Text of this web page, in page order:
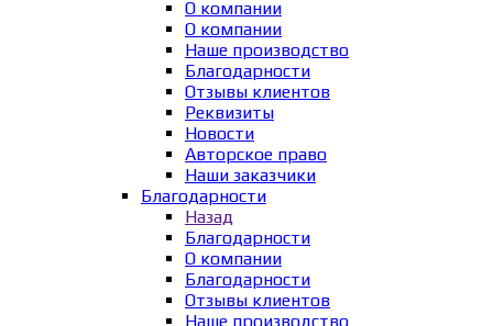
О компании
О компании
Наше производство
Благодарности
Отзывы клиентов
Реквизиты
Новости
Авторское право
Наши заказчики
Благодарности
Назад
Благодарности
О компании
Благодарности
Отзывы клиентов
Наше производство